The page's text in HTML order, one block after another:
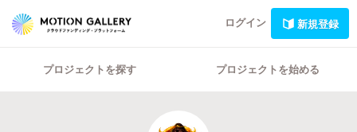
ログイン 新規登録
プロジェクトを探す プロジェクトを始める